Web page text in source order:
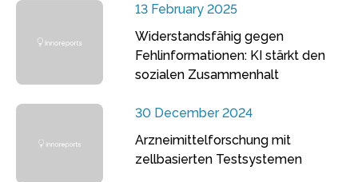
13 February 2025
Widerstandsfähig gegen
Fehlinformationen: KI stärkt den
sozialen Zusammenhalt
30 December 2024
Arzneimittelforschung mit
zellbasierten Testsystemen